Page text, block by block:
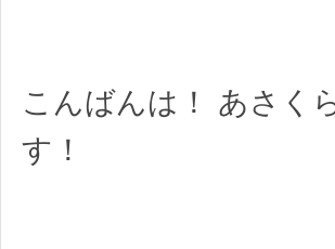
こんばんは！ あさく
す！